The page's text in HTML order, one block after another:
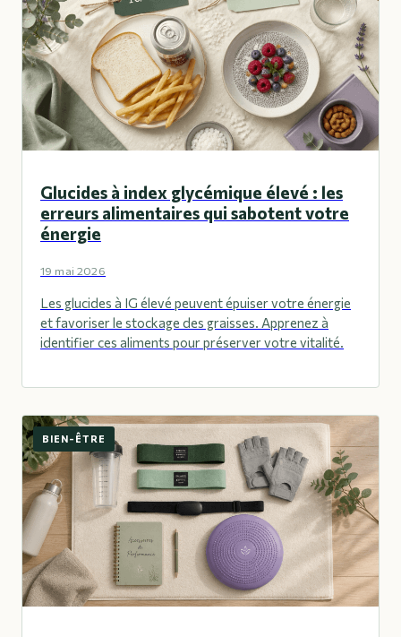
Glucides à index glycémique élevé : les
erreurs alimentaires qui sabotent votre
énergie
19 mai 2026
Les glucides à IG élevé peuvent épuiser votre énergie
et favoriser le stockage des graisses. Apprenez à
identifier ces aliments pour préserver votre vitalité.
BIEN-ÊTRE